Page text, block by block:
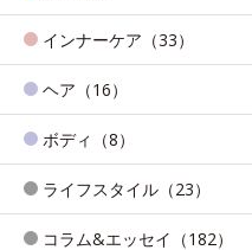
インナーケア（33）
ヘア（16）
ボディ（8）
ライフスタイル（23）
コラム&エッセイ（182）